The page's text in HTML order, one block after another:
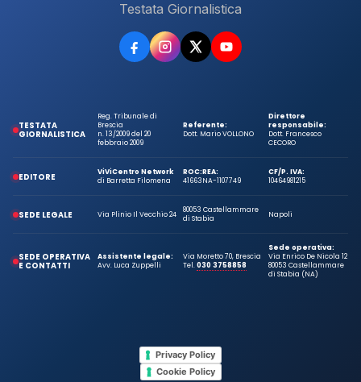
Testata Giornalistica
TESTATA
GIORNALISTICA
Reg. Tribunale di
Brescia
n. 13/2009 del 20
febbraio 2009
Referente:
Dott. Mario VOLLONO
Direttore
responsabile:
Dott. Francesco
CECORO
EDITORE
ViViCentro Network
di Barretta Filomena
ROC:
41663
REA:
NA-1107749
CF/P. IVA:
10464981215
SEDE LEGALE Via Plinio Il Vecchio 24
80053 Castellammare
di Stabia
Napoli
SEDE OPERATIVA
E CONTATTI
Assistente legale:
Avv. Luca Zuppelli
Via Moretto 70, Brescia
Tel.030 3758858
Sede operativa:
Via Enrico De Nicola 12
80053 Castellammare
di Stabia (NA)
Privacy Policy
Cookie Policy